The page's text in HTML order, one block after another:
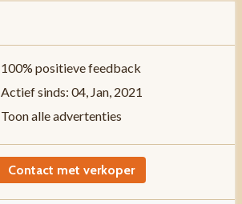
100% positieve feedback
Actief sinds: 04, Jan, 2021
Toon alle advertenties
Contact met verkoper